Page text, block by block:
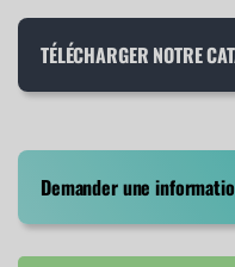
TÉLÉCHARGER NOTRE
Demander une